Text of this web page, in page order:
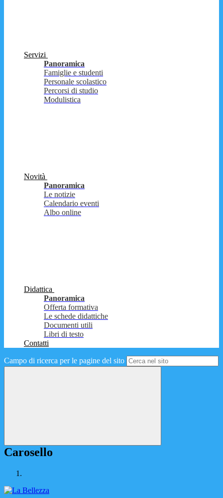
Servizi
Panoramica
Famiglie e studenti
Personale scolastico
Percorsi di studio
Modulistica
Novità
Panoramica
Le notizie
Calendario eventi
Albo online
Didattica
Panoramica
Offerta formativa
Le schede didattiche
Documenti utili
Libri di testo
Contatti
Campo di ricerca per le pagine del sito
Carosello